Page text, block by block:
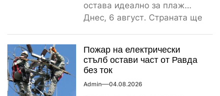
остава идеално за плаж
Днес, 6 август. Страната ще
Пожар на електрически
стълб остави част от Равда
без ток
Admin 04.08.2026